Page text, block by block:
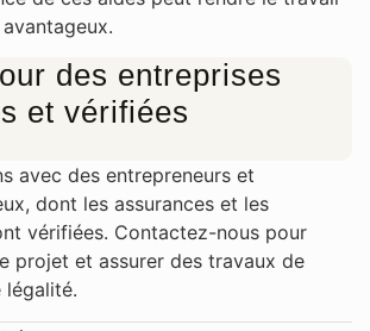
des entreprises
et vérifiées
avec des entrepreneurs et
dont les assurances et les
vérifiées. Contactez-nous pour
projet et assurer des travaux de
légalité.